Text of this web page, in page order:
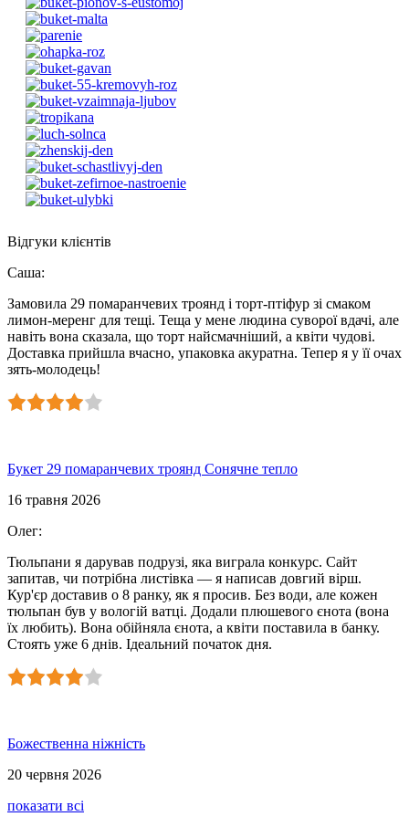
Відгуки клієнтів
Саша:
Замовила 29 помаранчевих троянд і торт-птіфур зі смаком
лимон-меренг для тещі. Теща у мене людина суворої вдачі, але
навіть вона сказала, що торт найсмачніший, а квіти чудові.
Доставка прийшла вчасно, упаковка акуратна. Тепер я у її очах
зять-молодець!
Букет 29 помаранчевих троянд Сонячне тепло
16 травня 2026
Олег:
Тюльпани я дарував подрузі, яка виграла конкурс. Сайт
запитав, чи потрібна листівка — я написав довгий вірш.
Кур'єр доставив о 8 ранку, як я просив. Без води, але кожен
тюльпан був у вологій ватці. Додали плюшевого єнота (вона
їх любить). Вона обійняла єнота, а квіти поставила в банку.
Стоять уже 6 днів. Ідеальний початок дня.
Божественна ніжність
20 червня 2026
показати всі